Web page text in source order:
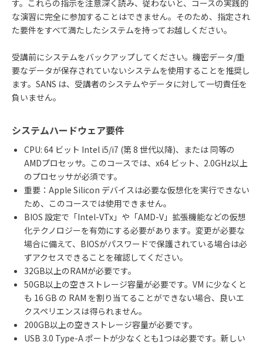
す。これらの指示を注意深く読み、従わないと、コースの実践的
な演習に完全に参加することはできません。そのため、指定され
た要件をすべて満たしたシステムを持ってお越しください。
受講前にシステムをバックアップしてください。機密データ/重
要なデータが保存されていないシステムを使用することを推奨し
ます。SANS は、受講者のシステムやデータに対して一切責任を
負いません。
システムハードウェア要件
CPU: 64 ビット Intel i5/i7 (第 8 世代以降)、または 同等の
AMDプロセッサ。このコースでは、x64 ビット、2.0GHz以上
のプロセッサが必須です。
重要：Apple Silicon デバイスは必要な仮想化を実行できない
ため、このコースでは使用できません。
BIOS 設定で「Intel-VTx」や「AMD-V」拡張機能などの仮想
化テクノロジーを有効にする必要があります。変更が必要な
場合に備えて、BIOSがパスワードで保護されている場合は必
ずアクセスできることを確認してください。
32GB以上のRAMが必要です。
50GB以上の空きストレージ容量が必要です。VM に少なくと
も 16 GB の RAM を割り当てることができない場合、良いエ
クスペリエンスは得られません。
200GB以上の空きストレージ容量が必要です。
USB 3.0 Type-A ポートが少なくとも1つは必要です。新しい